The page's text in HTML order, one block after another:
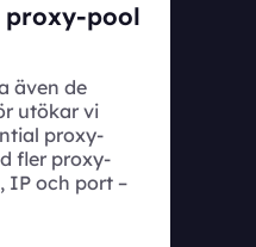
pool
även de
utökar vi
proxy-
fler proxy-
IP och port –